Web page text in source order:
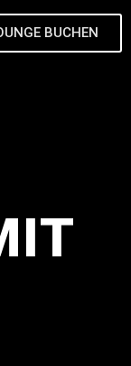
BUCHEN